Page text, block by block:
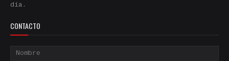
día.
CONTACTO